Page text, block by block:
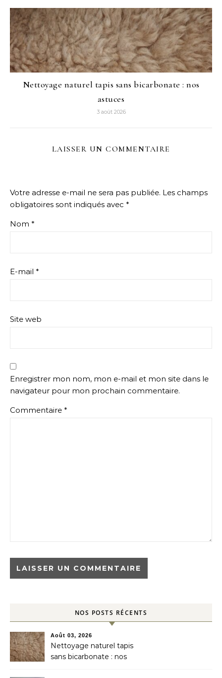
Nettoyage naturel tapis sans bicarbonate : nos
astuces
3 août 2026
LAISSER UN COMMENTAIRE
Votre adresse e-mail ne sera pas publiée. Les champs
obligatoires sont indiqués avec *
Nom *
E-mail *
Site web
Enregistrer mon nom, mon e-mail et mon site dans le
navigateur pour mon prochain commentaire.
Commentaire *
NOS POSTS RÉCENTS
Août 03, 2026
Nettoyage naturel tapis
sans bicarbonate : nos